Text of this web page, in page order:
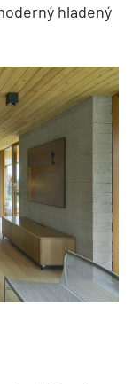
hladený